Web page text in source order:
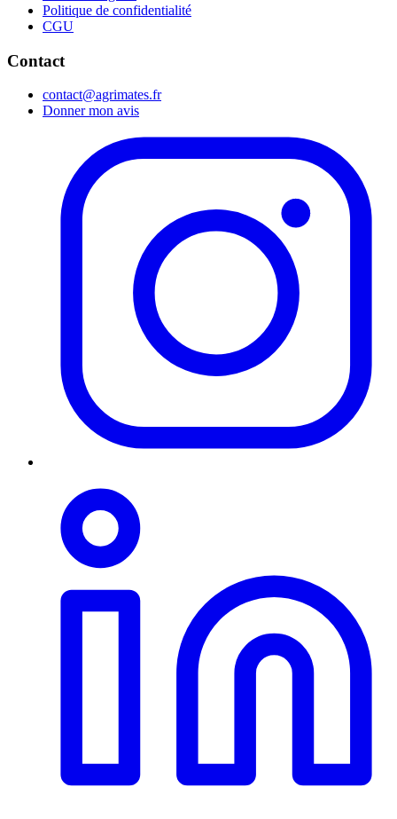
Politique de confidentialité
CGU
Contact
contact@agrimates.fr
Donner mon avis